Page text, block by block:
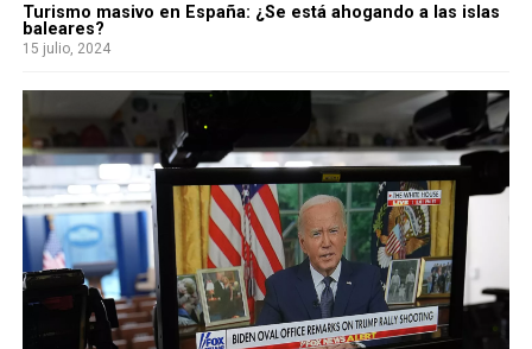
Turismo masivo en España: ¿Se está ahogando a las islas
baleares?
15 julio, 2024